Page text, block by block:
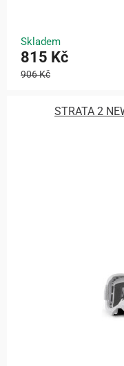
Skladem
815 Kč
906 Kč
STRATA 2